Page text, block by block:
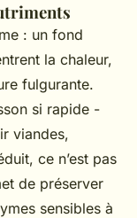
: un fond
la chaleur,
fulgurante.
si rapide -
viandes,
ce n’est pas
de préserver
sensibles à